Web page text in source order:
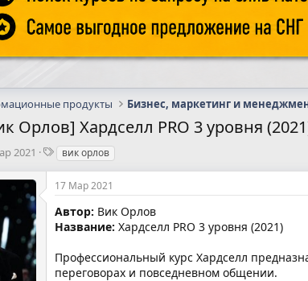
продукты Бизнес, маркетинг и
Орлов] Хардселл PRO 3 уровня
2021
Т
г
и
вик орлов
17 Мар 2021
Автор: Вик Орлов
Название: Хардселл PRO 3 уровня (2021)
Профессиональный курс Хардселл
переговорах и повседневном общении.